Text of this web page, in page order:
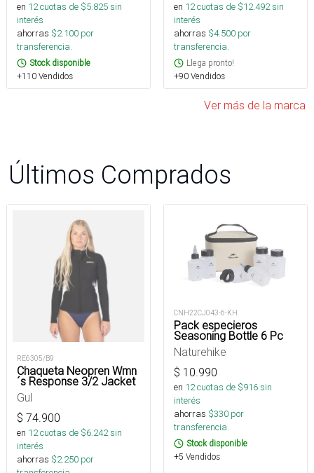
en 12cuotas de $5.825sin
interés
ahorras $2.100 por
transferencia.
Stock disponible
+110 Vendidos
en 12cuotas de $12.492sin
interés
ahorras $4.500 por
transferencia.
Llega pronto!
+90 Vendidos
Ver más de la marca
Últimos Comprados
RE6305/B9
Chaqueta Neopren Wmn
´s Response 3/2 Jacket
Gul
$ 74.900
en 12cuotas de $6.242sin
interés
ahorras $2.250 por
CNH22CJ043-6-KH
Pack especieros
Seasoning Bottle 6 Pc
Naturehike
$ 10.990
en 12cuotas de $916sin
interés
ahorras $330 por
transferencia.
Stock disponible
+5 Vendidos